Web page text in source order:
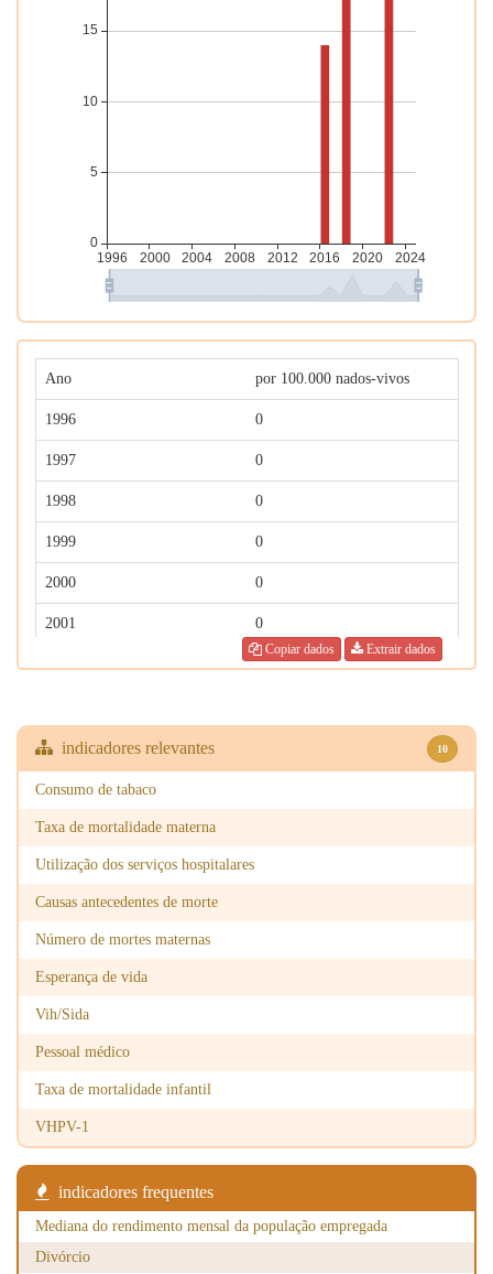
Ano por 100.000 nados-vivos
1996 0
1997 0
1998 0
1999 0
2000 0
2001 0
0
2004
2005
2006
2007
2008
2009
2010
2014 0
2015
2016 14
Extrair dados
Copiar dados
indicadores relevantes 10
Consumo de tabaco
Taxa de mortalidade materna
Utilização dos serviços hospitalares
Causas antecedentes de morte
Número de mortes maternas
Esperança de vida
Vih/Sida
Pessoal médico
Taxa de mortalidade infantil
VHPV-1
indicadores frequentes
Mediana do rendimento mensal da população empregada
Divórcio